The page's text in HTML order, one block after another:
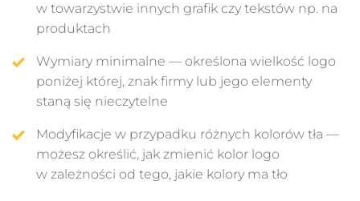
w towarzystwie innych grafik czy tekstów np. na
produktach
Wymiary minimalne — określona wielkość logo
poniżej której, znak firmy lub jego elementy
staną się nieczytelne
Modyfikacje w przypadku różnych kolorów tła —
możesz określić, jak zmienić kolor logo
w zależności od tego, jakie kolory ma tło